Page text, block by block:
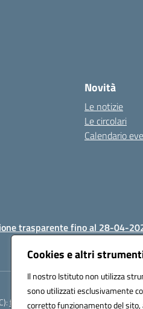
Cookies e altri
Il nostro Istituto non utilizza
sono utilizzati esclusivamente
corretto funzionamento del
Novità
Le notizie
Le circolari
Calendario
trasparente fino al 28-04-
fgee01200c@pec.istruzione.it